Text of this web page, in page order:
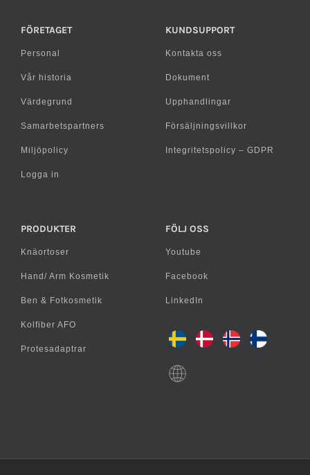
FÖRETAGET
Personal
Vår historia
Värdegrund
Samarbetspartners
Miljöpolicy
Logga in
KUNDSUPPORT
Kontakta oss
Dokument
Upphandlingar
Försäljningsvillkor
Integritetspolicy – GDPR
PRODUKTER
Knäortoser
Hand/ Arm Kosmetik
Ben & Fotkosmetik
Kolfiber AFO
Protesadaptrar
FÖLJ OSS
Youtube
Facebook
LinkedIn